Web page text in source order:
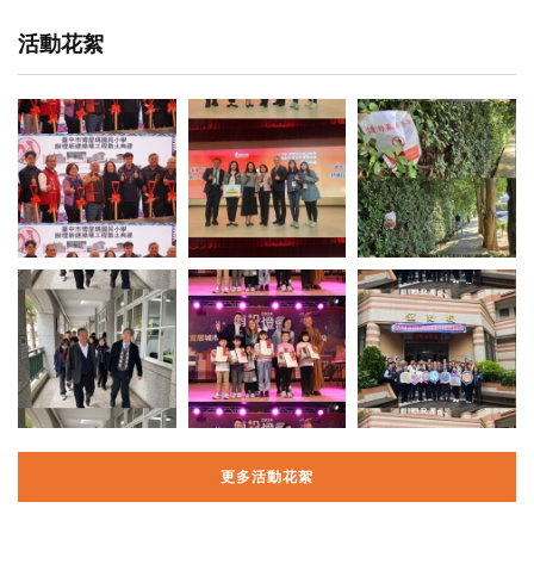
活動花絮
更多活動花絮